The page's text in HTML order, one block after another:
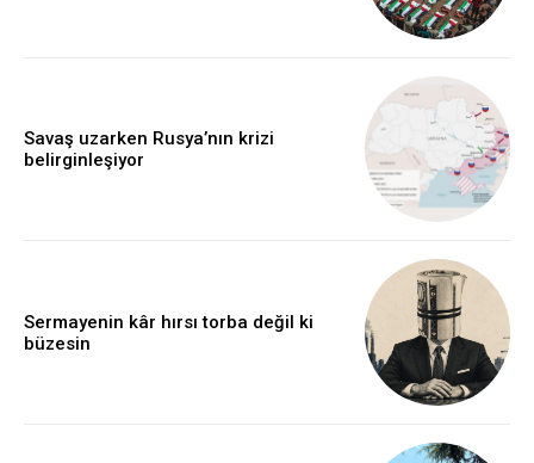
Savaş uzarken Rusya’nın krizi
belirginleşiyor
Sermayenin kâr hırsı torba değil ki
büzesin